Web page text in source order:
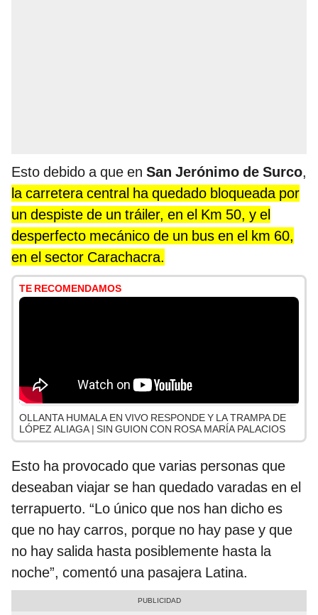
Esto debido a que en San Jerónimo de Surco,
la carretera central ha quedado bloqueada por
un despiste de un tráiler, en el Km 50, y el
desperfecto mecánico de un bus en el km 60,
en el sector Carachacra.
TE RECOMENDAMOS
OLLANTA HUMALA EN VIVO RESPONDE Y LA TRAMPA DE
LÓPEZ ALIAGA | SIN GUION CON ROSA MARÍA PALACIOS
Esto ha provocado que varias personas que
deseaban viajar se han quedado varadas en el
terrapuerto. “Lo único que nos han dicho es
que no hay carros, porque no hay pase y que
no hay salida hasta posiblemente hasta la
noche”, comentó una pasajera Latina.